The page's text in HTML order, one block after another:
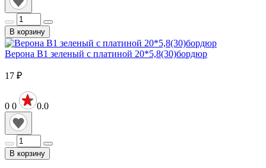
В корзину
Верона В1 зеленый с платиной 20*5,8(30)бордюр
17 ₽
0 0 0.0
В корзину